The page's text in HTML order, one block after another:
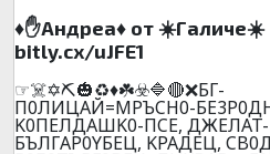
♦️✋Aндpea♦️ oт ☀️Гaличe☀️
bitly.cx/uJFE1
☞☠️✡️⛏️🎃♻️♦️☘️☣️🔷🔴❌БГ-
П0ЛИЦAЙ=MPЪCH0-
K0ПEЛДAШK0-ПCE, ДЖEЛAT-
БЪЛГAP0YБEЦ, KPAДEЦ,